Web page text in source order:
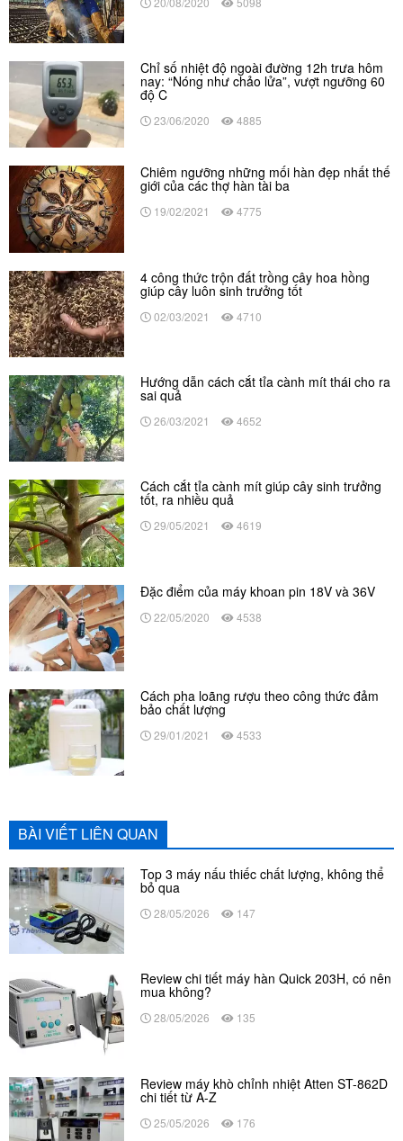
Chỉ số nhiệt độ ngoài đường 12h trưa hôm
nay: “Nóng như chảo lửa”, vượt ngưỡng 60
độ C
23/06/2020 4885
Chiêm ngưỡng những mối hàn đẹp nhất thế
giới của các thợ hàn tài ba
19/02/2021 4775
4 công thức trộn đất trồng cây hoa hồng
giúp cây luôn sinh trưởng tốt
02/03/2021 4710
Hướng dẫn cách cắt tỉa cành mít thái cho ra
sai quả
26/03/2021 4652
Cách cắt tỉa cành mít giúp cây sinh trưởng
tốt, ra nhiều quả
29/05/2021 4619
Đặc điểm của máy khoan pin 18V và 36V
22/05/2020 4538
Cách pha loãng rượu theo công thức đảm
bảo chất lượng
29/01/2021 4533
BÀI VIẾT LIÊN QUAN
Top 3 máy nấu thiếc chất lượng, không thể
bỏ qua
28/05/2026 147
Review chi tiết máy hàn Quick 203H, có nên
mua không?
28/05/2026 135
Review máy khò chỉnh nhiệt Atten ST-862D
chi tiết từ A-Z
25/05/2026 176